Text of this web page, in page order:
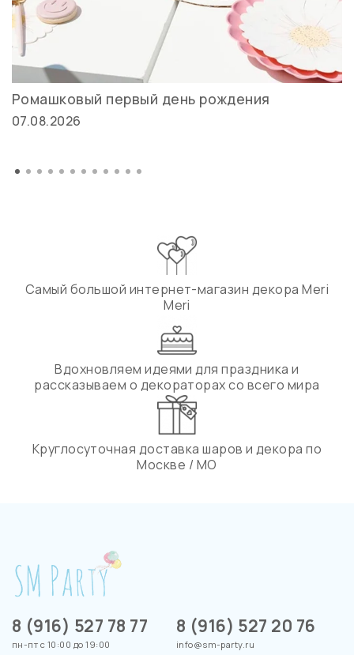
Ромашковый первый день рождения
07.08.2026
Самый большой интернет-магазин декора Meri
Meri
Вдохновляем идеями для праздника и
рассказываем о декораторах со всего мира
Круглосуточная доставка шаров и декора по
Москве / МО
8 (916) 527 78 77
пн-пт с 10:00 до 19:00
8 (916) 527 20 76
info@sm-party.ru